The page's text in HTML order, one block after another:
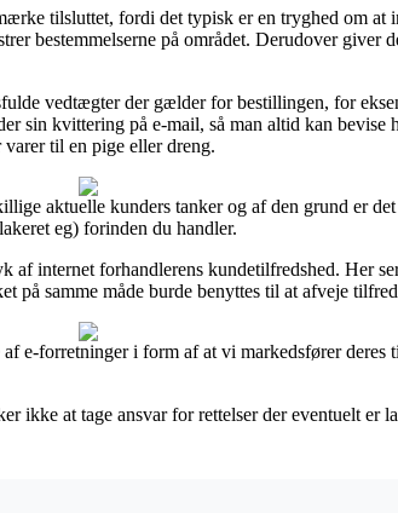
tilsluttet, fordi det typisk er en tryghed om at
bestemmelserne på området. Derudover giver
vedtægter der gælder for bestillingen, for
sin kvittering på e-mail, så man altid kan
til en pige eller dreng.
aktuelle kunders tanker og af den grund er
eg) forinden du handler.
internet forhandlerens kundetilfredshed. Her
samme måde burde benyttes til at afveje
e-forretninger i form af at vi markedsfører deres
ikke at tage ansvar for rettelser der eventuelt er